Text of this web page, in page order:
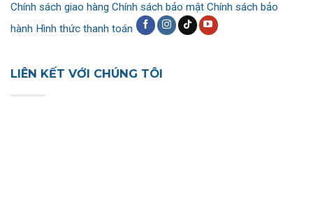
Chính sách giao hàng Chính sách bảo mật Chính sách bảo
hành Hình thức thanh toán
LIÊN KẾT VỚI CHÚNG TÔI